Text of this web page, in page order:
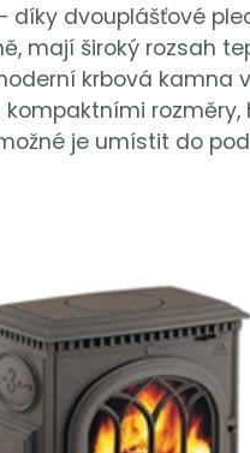
díky dvouplášťové
mají široký rozsah
krbová kamna
je umístit do